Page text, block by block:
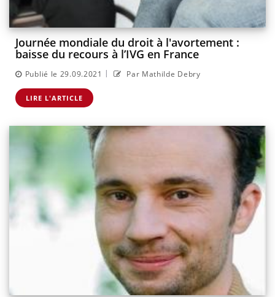
Journée mondiale du droit à l'avortement :
baisse du recours à l’IVG en France
Publié le 29.09.2021 | Par Mathilde Debry
LIRE L'ARTICLE